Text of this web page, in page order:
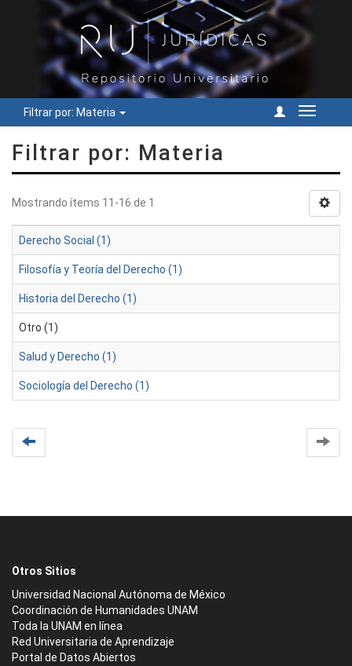
Filtrar por: Materia
Cambiar
Filtrar por: Materia
Mostrando ítems 11-16 de 1
Derecho Social (1)
Filosofía y Teoría del Derecho (1)
Historia del Derecho (1)
Otro (1)
Salud y Derecho (1)
Sociología del Derecho (1)
Otros Sitios
Universidad Nacional Autónoma de México
Coordinación de Humanidades UNAM
Toda la UNAM en línea
Red Universitaria de Aprendizaje
Portal de Datos Abiertos